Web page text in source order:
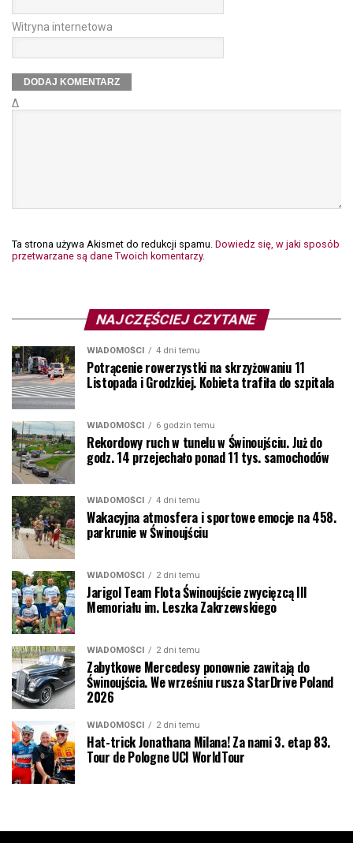
Witryna internetowa
Δ
Ta strona używa Akismet do redukcji spamu. Dowiedz się, w jaki sposób
przetwarzane są dane Twoich komentarzy.
NAJCZĘŚCIEJ CZYTANE
WIADOMOŚCI 4 dni temu
Potrącenie rowerzystki na skrzyżowaniu 11
Listopada i Grodzkiej. Kobieta trafiła do szpitala
WIADOMOŚCI 6 godzin temu
Rekordowy ruch w tunelu w Świnoujściu. Już do
godz. 14 przejechało ponad 11 tys. samochodów
WIADOMOŚCI 4 dni temu
Wakacyjna atmosfera i sportowe emocje na 458.
parkrunie w Świnoujściu
WIADOMOŚCI 2 dni temu
Jarigol Team Flota Świnoujście zwycięzcą III
Memoriału im. Leszka Zakrzewskiego
WIADOMOŚCI 2 dni temu
Zabytkowe Mercedesy ponownie zawitają do
Świnoujścia. We wrześniu rusza StarDrive Poland
2026
WIADOMOŚCI 2 dni temu
Hat-trick Jonathana Milana! Za nami 3. etap 83.
Tour de Pologne UCI WorldTour